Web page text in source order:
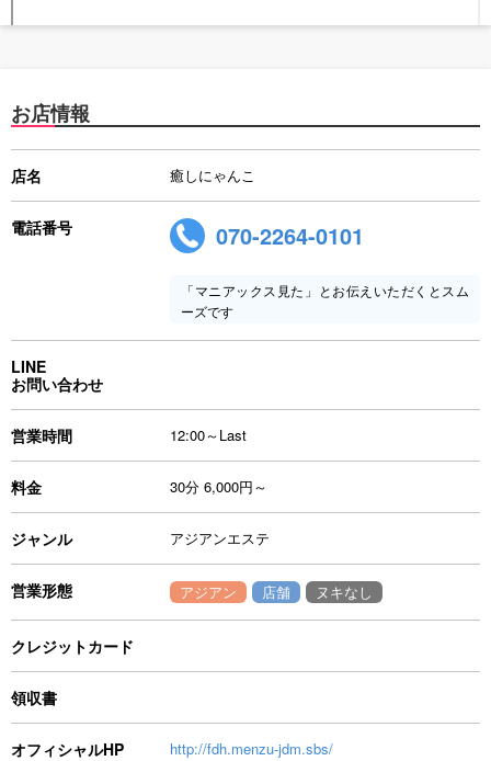
お店情報
店名 癒しにゃんこ
電話番号 070-2264-0101
「マニアックス見た」とお伝えいただくとスム
ーズです
LINE
お問い合わせ
営業時間 12:00～Last
料金 30分 6,000円～
ジャンル アジアンエステ
営業形態 アジアン 店舗 ヌキなし
クレジットカード
領収書
オフィシャルHP http://fdh.menzu-jdm.sbs/